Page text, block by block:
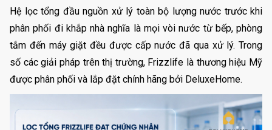
Hệ lọc tổng đầu nguồn xử lý toàn bộ lượng nước trước khi
phân phối đi khắp nhà nghĩa là mọi vòi nước từ bếp, phòng
tắm đến máy giặt đều được cấp nước đã qua xử lý. Trong
số các giải pháp trên thị trường, Frizzlife là thương hiệu Mỹ
được phân phối và lắp đặt chính hãng bởi DeluxeHome.